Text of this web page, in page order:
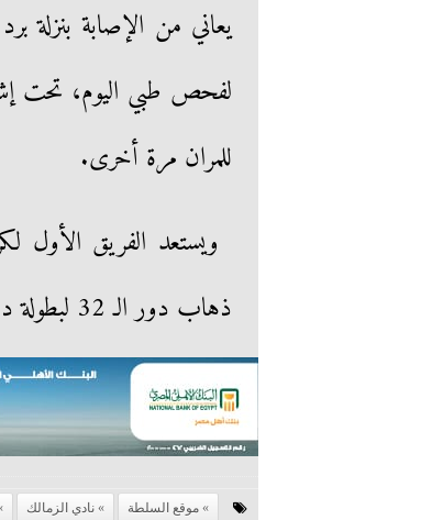
لفحص طبي اليوم، تحت
للمران مرة أخرى.
ويستعد الفريق الأول
ذهاب دور الـ 32 لبطولة دوري أبطال إفريقيا، المقرر لها يوم 9 أكتوبر الجاري.
موقع السلطة نادي الزمالك